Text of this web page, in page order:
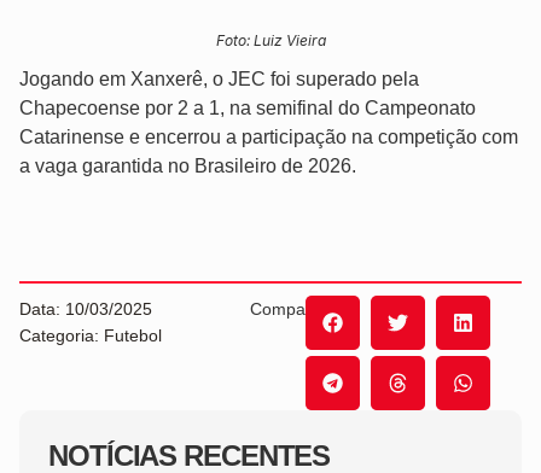
NOTÍCIAS RECENTES
Foto: Luiz Vieira
Jogando em Xanxerê, o JEC foi superado pela
Chapecoense por 2 a 1, na semifinal do Campeonato
Catarinense e encerrou a participação na competição com
a vaga garantida no Brasileiro de 2026.
Data: 10/03/2025
Categoria: Futebol
Compartilhe: